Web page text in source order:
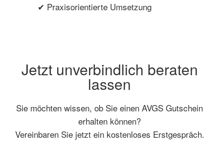
✔ Praxisorientierte Umsetzung
Jetzt unverbindlich beraten
lassen
Sie möchten wissen, ob Sie einen AVGS Gutschein
erhalten können?
Vereinbaren Sie jetzt ein kostenloses Erstgespräch.